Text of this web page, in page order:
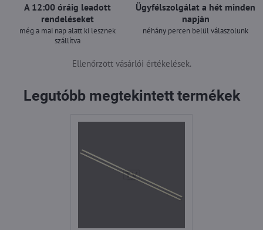
A 12:00 óráig leadott
rendeléseket
még a mai nap alatt ki lesznek
szállítva
Ügyfélszolgálat a hét minden
napján
néhány percen belül válaszolunk
Ellenőrzött vásárlói értékelések.
Legutóbb megtekintett termékek